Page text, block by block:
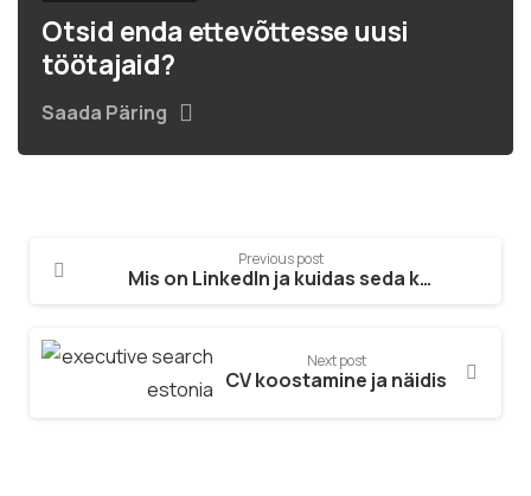
Otsid enda ettevõttesse uusi
töötajaid?
Saada Päring
Previous post
Mis on LinkedIn ja kuidas seda kasutada?
Next post
CV koostamine ja näidis